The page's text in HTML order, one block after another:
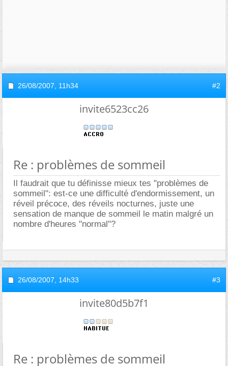
26/08/2007, 11h34 #2
invite6523cc26
Re : problèmes de sommeil
Il faudrait que tu définisse mieux tes "problèmes de
sommeil": est-ce une difficulté d'endormissement, un
réveil précoce, des réveils nocturnes, juste une
sensation de manque de sommeil le matin malgré un
nombre d'heures "normal"?
26/08/2007, 14h33 #3
invite80d5b7f1
Re : problèmes de sommeil